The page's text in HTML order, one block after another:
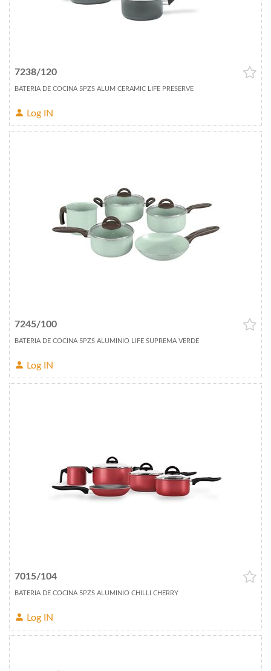
7238/120
BATERIA DE COCINA 5PZS ALUM CERAMIC LIFE PRESERVE
Log IN
7245/100
BATERIA DE COCINA 5PZS ALUMINIO LIFE SUPREMA VERDE
Log IN
7015/104
BATERIA DE COCINA 5PZS ALUMINIO CHILLI CHERRY
Log IN